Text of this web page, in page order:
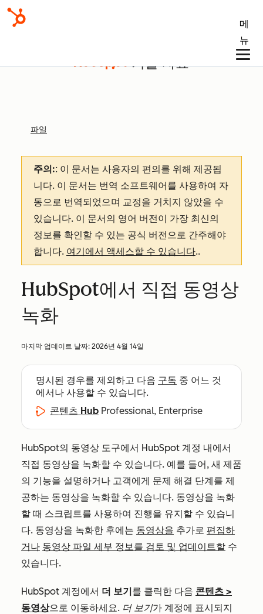
메
뉴
기술 자료
파일
주의:: 이 문서는 사용자의 편의를 위해 제공됩
니다. 이 문서는 번역 소프트웨어를 사용하여 자
동으로 번역되었으며 교정을 거치지 않았을 수
있습니다. 이 문서의 영어 버전이 가장 최신의
정보를 확인할 수 있는 공식 버전으로 간주해야
합니다. 여기에서 액세스할 수 있습니다..
HubSpot에서 직접 동영상
녹화
마지막 업데이트 날짜: 2026년 4월 14일
명시된 경우를 제외하고 다음 구독 중 어느 것
에서나 사용할 수 있습니다.
콘텐츠 Hub Professional, Enterprise
HubSpot의 동영상 도구에서 HubSpot 계정 내에서
직접 동영상을 녹화할 수 있습니다. 예를 들어, 새 제품
의 기능을 설명하거나 고객에게 문제 해결 단계를 제
공하는 동영상을 녹화할 수 있습니다. 동영상을 녹화
할 때 스크립트를 사용하여 진행을 유지할 수 있습니
다. 동영상을 녹화한 후에는 동영상을 추가로 편집하
거나 동영상 파일 세부 정보를 검토 및 업데이트할 수
있습니다.
HubSpot 계정에서 더 보기를 클릭한 다음 콘텐츠 >
동영상으로 이동하세요. 더 보기가 계정에 표시되지